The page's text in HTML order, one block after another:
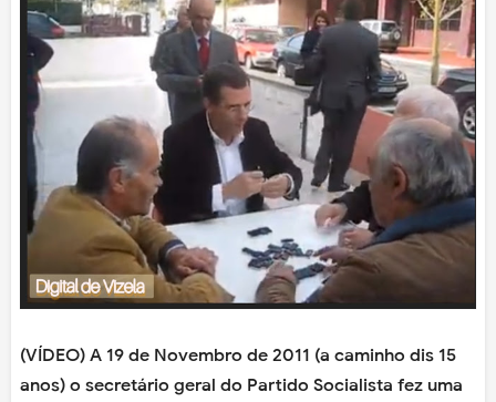
(VÍDEO) A 19 de Novembro de 2011 (a caminho dis 15
anos) o secretário geral do Partido Socialista fez uma